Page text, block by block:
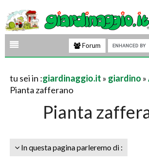
Forum
tu sei in :giardinaggio.it » giardino »
Pianta zafferano
Pianta
In questa pagina parleremo di :